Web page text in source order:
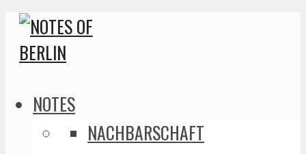
NOTES
NACHBARSCHAFT